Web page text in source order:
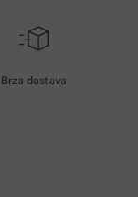
Brza dostava